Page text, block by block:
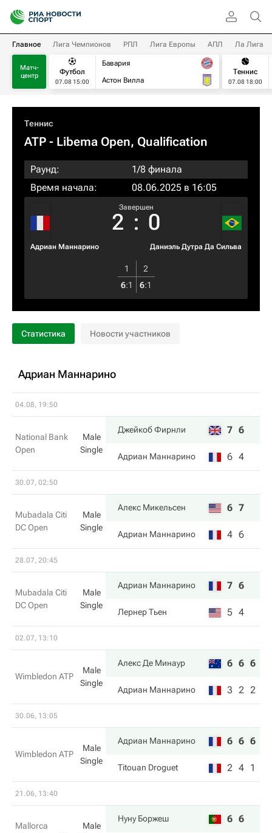
Главное Лига Чемпионов РПЛ Лига Европы АПЛ Ла Лига
Матч-
центр
Футбол
07.08 15:00
Бавария
Астон Вилла
Теннис
07.08 18:00
Теннис
ATP - Libema Open, Qualification
Раунд:
1/8 финала
Время начала:
08.06.2025 в 16:05
Адриан Маннарино
Завершен
2 : 0
Даниэль Дутра Да Сильва
1
2
6:1 6:1
Статистика Новости участников
Адриан Маннарино
04.08, 19:50
National Bank
Open
Male
Single
Джейкоб Фирнли 7 6
Адриан Маннарино 6 4
30.07, 02:50
Mubadala Citi
DC Open
Male
Single
Алекс Микельсен 6 7
Адриан Маннарино 4 6
28.07, 20:45
Mubadala Citi
DC Open
Male
Single
Адриан Маннарино 7 6
Лернер Тьен 5 4
02.07, 13:10
Wimbledon ATP
Male
Single
Алекс Де Минаур 6 6 6
Адриан Маннарино 3 2 2
30.06, 13:05
Wimbledon ATP
Male
Single
Адриан Маннарино 6 6 6
Titouan Droguet 2 4 1
21.06, 13:40
Mallorca
Male
Нуну Боржеш 6 6